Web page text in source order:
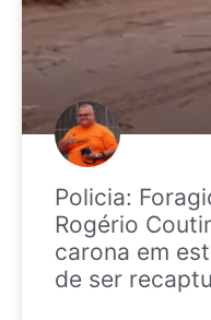
Policia:
Rogério
carona em
de ser